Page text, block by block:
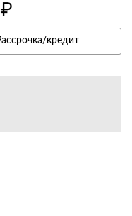
Рассрочка/кредит